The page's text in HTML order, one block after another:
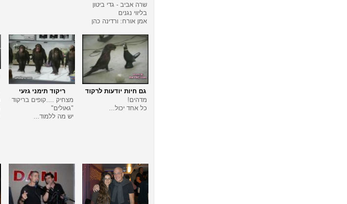
שרה אביב - גדי ביטון
בליווי נגנים
אמן אורח: ורדינה כהן
גם חיות יודעות לרקוד
מדהים!
כל אחד יכול...
ריקוד תימני גזעי
מצחיק ....קופים בריקוד
"גאולים"
יש מה ללמוד...